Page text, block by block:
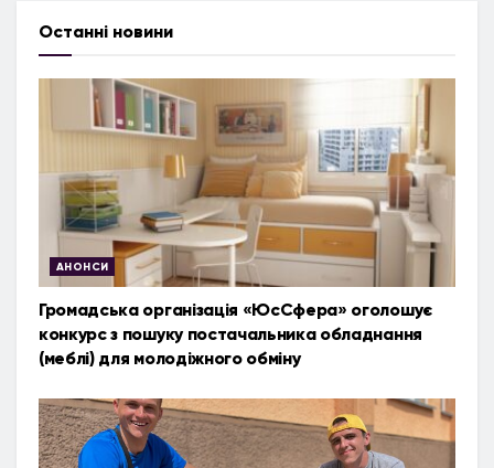
Останні новини
АНОНСИ
Громадська організація «ЮсСфера» оголошує
конкурс з пошуку постачальника обладнання
(меблі) для молодіжного обміну